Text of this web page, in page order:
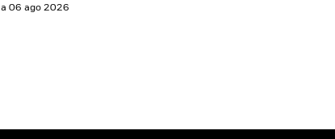
06 ago 2026